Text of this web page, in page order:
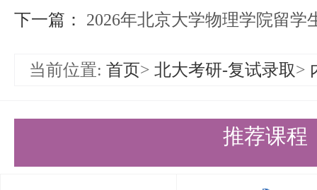
下一篇： 2026年北京大学物理学院留学生
当前位置: 首页> 北大考研-复试录取>
推荐课程